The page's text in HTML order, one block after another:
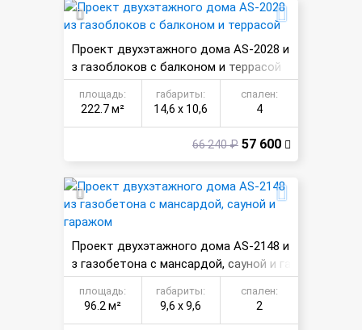
Проект двухэтажного дома AS-2028 и
з газоблоков с балконом и террасой
площадь:
222.7 м²
габариты:
14,6 х 10,6
спален:
4
66 240 ₽ 57 600
Проект двухэтажного дома AS-2148 и
з газобетона с мансардой, сауной и га
ражом
площадь:
96.2 м²
габариты:
9,6 х 9,6
спален:
2